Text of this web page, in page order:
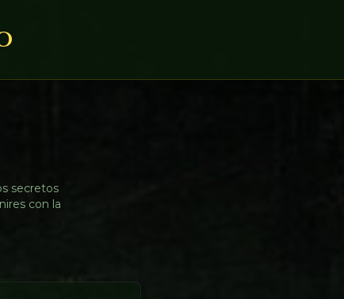
secretos
con la